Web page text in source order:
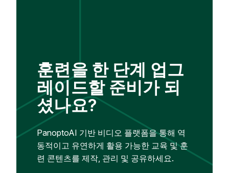
훈련을 한 단계 업그
레이드할 준비가 되
셨나요?
PanoptoAI 기반 비디오 플랫폼을 통해 역
동적이고 유연하게 활용 가능한 교육 및 훈
련 콘텐츠를 제작, 관리 및 공유하세요.